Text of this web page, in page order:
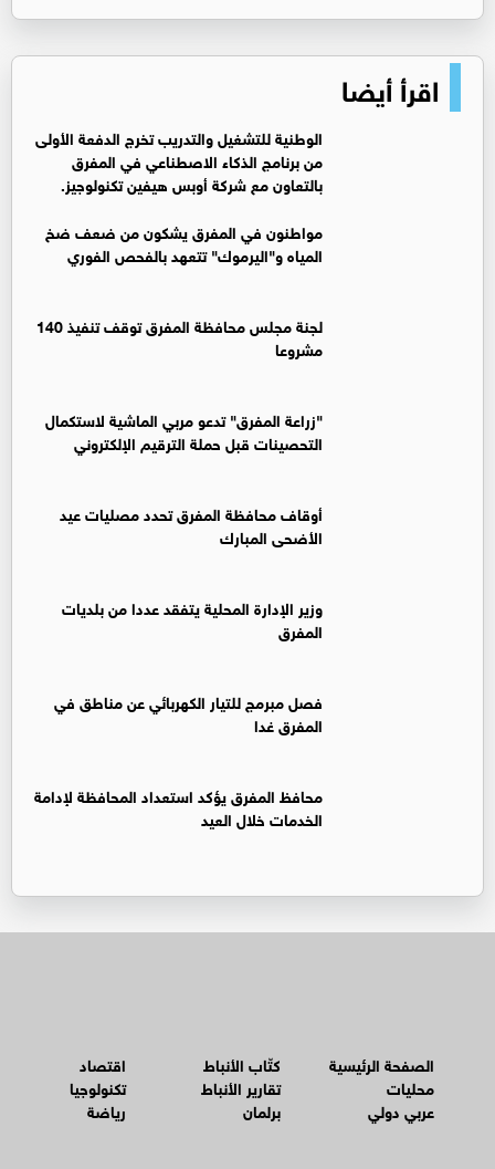
اقرأ أيضا
الوطنية للتشغيل والتدريب تخرج الدفعة الأولى
من برنامج الذكاء الاصطناعي في المفرق
بالتعاون مع شركة أوبس هيفين تكنولوجيز.
مواطنون في المفرق يشكون من ضعف ضخ
المياه و"اليرموك" تتعهد بالفحص الفوري
لجنة مجلس محافظة المفرق توقف تنفيذ 140
مشروعا
"زراعة المفرق" تدعو مربي الماشية لاستكمال
التحصينات قبل حملة الترقيم الإلكتروني
أوقاف محافظة المفرق تحدد مصليات عيد
الأضحى المبارك
وزير الإدارة المحلية يتفقد عددا من بلديات
المفرق
فصل مبرمج للتيار الكهربائي عن مناطق في
المفرق غدا
محافظ المفرق يؤكد استعداد المحافظة لإدامة
الخدمات خلال العيد
الصفحة الرئيسية
محليات
عربي دولي
كتّاب الأنباط
تقارير الأنباط
برلمان
اقتصاد
تكنولوجيا
رياضة